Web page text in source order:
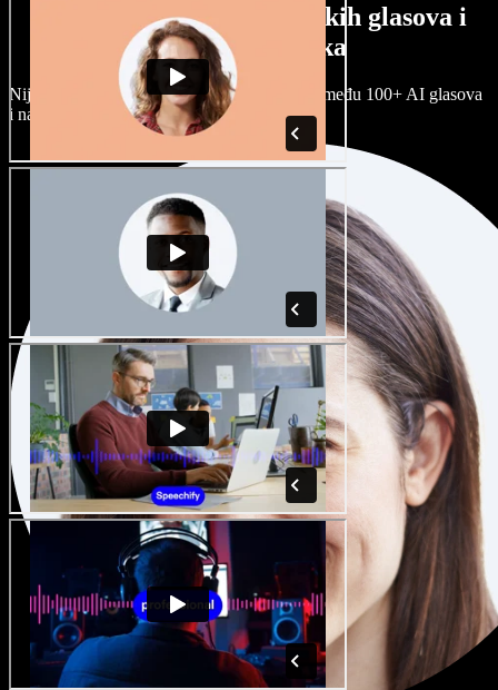
Veliki izbor muških i ženskih glasova i
raznih naglasaka
Nijedan projekt ne mora zvučati isto. Birajte među 100+ AI glasova
i naglasaka i prilagodite ih sebi.